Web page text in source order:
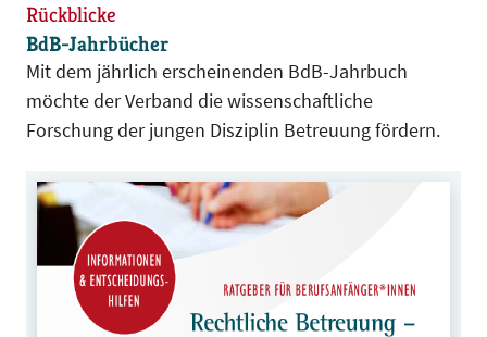
Rückblicke
BdB-Jahrbücher
Mit dem jährlich erscheinenden BdB-Jahrbuch
möchte der Verband die wissenschaftliche
Forschung der jungen Disziplin Betreuung fördern.